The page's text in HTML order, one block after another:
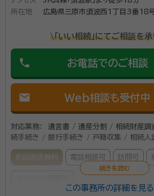
所属団体： 広島県行政書士会
所在地
広島県三原市須波西1丁目3番18
\「いい相続」にてご相談を
phone お電話でのご相談
mail Web相談も受付中
対応業務：
遺言書 / 遺産分割 / 相続財産
続手続き / 銀行手続き / 戸籍収集 / 相続人
初回面談無料 電話相談可 訪問可
この事務所の詳細を見る